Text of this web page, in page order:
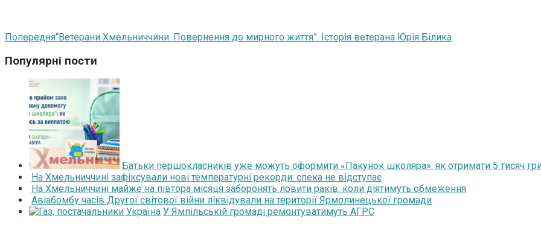
Попередня“Ветерани Хмельниччини. Повернення до мирного життя”. Історія ветерана Юрія Білика
Популярні пости
Батьки першокласників уже можуть оформити «Пакунок школяра»: як отримати 5 тисяч
На Хмельниччині зафіксували нові температурні рекорди: спека не відступає
На Хмельниччині майже на півтора місяця заборонять ловити раків: коли діятимуть обмеження
Авіабомбу часів Другої світової війни ліквідували на території Ярмолинецької громади
У Ямпільській громаді ремонтуватимуть АГРС